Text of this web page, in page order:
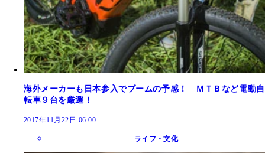
海外メーカーも日本参入でブームの予感！ ＭＴＢなど電動自
転車９台を厳選！
2017年11月22日 06:00
ライフ・文化